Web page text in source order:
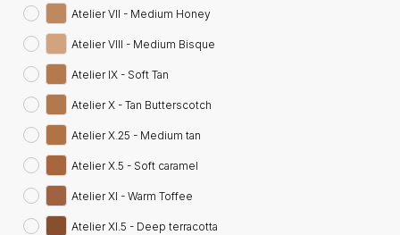
Atelier VII - Medium Honey
Atelier VIII - Medium Bisque
Atelier IX - Soft Tan
Atelier X - Tan Butterscotch
Atelier X.25 - Medium tan
Atelier X.5 - Soft caramel
Atelier XI - Warm Toffee
Atelier XI.5 - Deep terracotta